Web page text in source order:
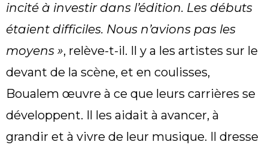
incité à investir dans l’édition. Les débuts
étaient difficiles. Nous n’avions pas les
moyens », relève-t-il. Il y a les artistes sur le
devant de la scène, et en coulisses,
Boualem œuvre à ce que leurs carrières se
développent. Il les aidait à avancer, à
grandir et à vivre de leur musique. Il dresse